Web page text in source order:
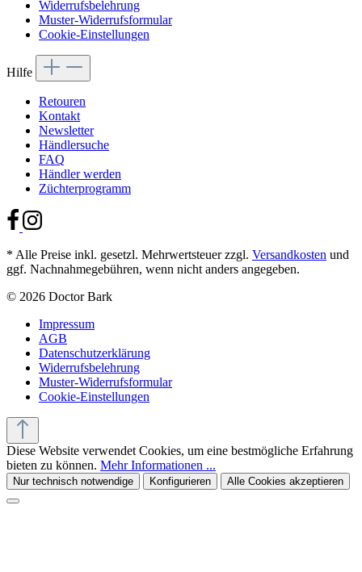
Widerrufsbelehrung
Muster-Widerrufsformular
Cookie-Einstellungen
Hilfe
Retouren
Kontakt
Newsletter
Händlersuche
FAQ
Händler werden
Züchterprogramm
* Alle Preise inkl. gesetzl. Mehrwertsteuer zzgl. Versandkosten und
ggf. Nachnahmegebühren, wenn nicht anders angegeben.
© 2026 Doctor Bark
Impressum
AGB
Datenschutzerklärung
Widerrufsbelehrung
Muster-Widerrufsformular
Cookie-Einstellungen
Diese Website verwendet Cookies, um eine bestmögliche Erfahrung
bieten zu können. Mehr Informationen ...
Nur technisch notwendige Konfigurieren Alle Cookies akzeptieren